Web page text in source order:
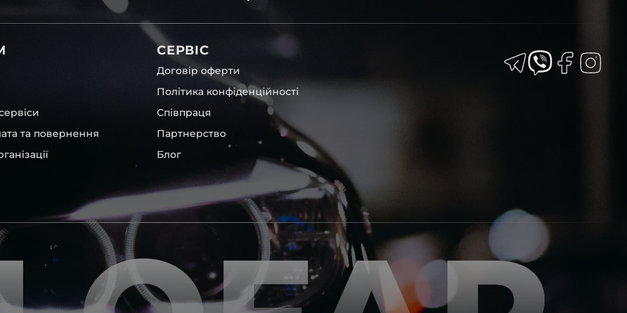
та унікальні.
офісі та оптовому
– на всіх
– для швидкої
будь-які
пару чи комплект.
перевіряють та
та повернення
СЕРВІС
Договір оферти
Політика конфіденційності
Співпраця
Партнерство
Блог